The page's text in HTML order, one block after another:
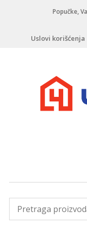
Popučke,
Uslovi korišćenja
ruke
::..
Široka